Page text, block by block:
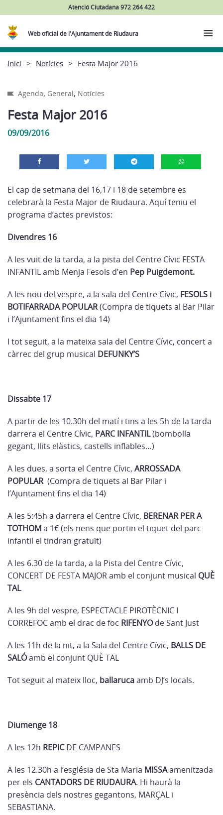
Atenció Ciutadana 972 264 422
Web oficial de l'Ajuntament de Riudaura
Inici Notícies Festa Major 2016
Agenda, General, Notícies
Festa Major 2016
09/09/2016
El cap de setmana del 16,17 i 18 de setembre es
celebrarà la Festa Major de Riudaura. Aquí teniu el
programa d’actes previstos:
Divendres 16
A les vuit de la tarda, a la pista del Centre Cívic FESTA
INFANTIL amb Menja Fesols d’en Pep Puigdemont.
A les nou del vespre, a la sala del Centre Cívic, FESOLS i
BOTIFARRADA POPULAR(Compra de tiquets al Bar Pilar
i l’Ajuntament fins el dia 14)
I tot seguit, a la mateixa sala del Centre Cívic, concert a
càrrec del grup musical DEFUNKY’S
Dissabte 17
A partir de les 10.30h del matí i tins a les 5h de la tarda
darrera el Centre Cívic, PARC INFANTIL(bombolla
gegant, llits elàstics, castells inflables…)
A les dues, a sorta el Centre Cívic, ARROSSADA
POPULAR(Compra de tiquets al Bar Pilar i
l’Ajuntament fins el dia 14)
A les 5:45h a darrera el Centre Cívic, BERENAR PER A
TOTHOMa 1€ (els nens que portin el tiquet del parc
infantil el tindran gratuït)
A les 6.30 de la tarda, a la Pista del Centre Cívic,
CONCERT DE FESTA MAJOR amb el conjunt musical QUÈ
TAL
A les 9h del vespre, ESPECTACLE PIROTÈCNIC I
CORREFOC amb el drac de foc RIFENYOde Sant Just
A les 11h de la nit, a la Sala del Centre Cívic, BALLS DE
SALÓamb el conjunt QUÈ TAL
Tot seguit al mateix lloc, ballarucaamb DJ’s locals.
Diumenge 18
A les 12h REPICDE CAMPANES
A les 12.30h a l’església de Sta Maria MISSAamenitzada
per els CANTADORS DE RIUDAURA. Hi haurà la
presència dels nostres gegantons, MARÇAL i
SEBASTIANA.